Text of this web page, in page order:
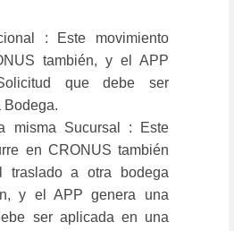
: Este movimiento
también, y el APP
que debe ser
Bodega.
misma Sucursal : Este
en CRONUS también
traslado a otra bodega
y el APP genera una
ser aplicada en una